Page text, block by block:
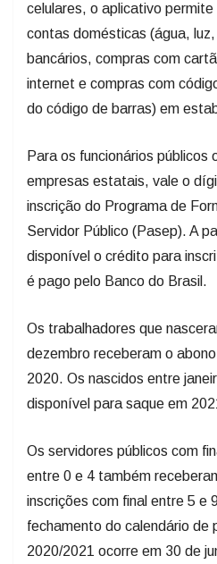
celulares, o aplicativo
contas domésticas (água,
bancários, compras com
internet e compras com
do código de barras) em
Para os funcionários públicos
empresas estatais, vale o
inscrição do Programa de
Servidor Público (Pasep). A
disponível o crédito para
é pago pelo Banco do Brasil.
Os trabalhadores que
dezembro receberam o
2020. Os nascidos entre
disponível para saque em
Os servidores públicos com
entre 0 e 4 também
inscrições com final entre 5 e
fechamento do calendário de
2020/2021 ocorre em 30 de